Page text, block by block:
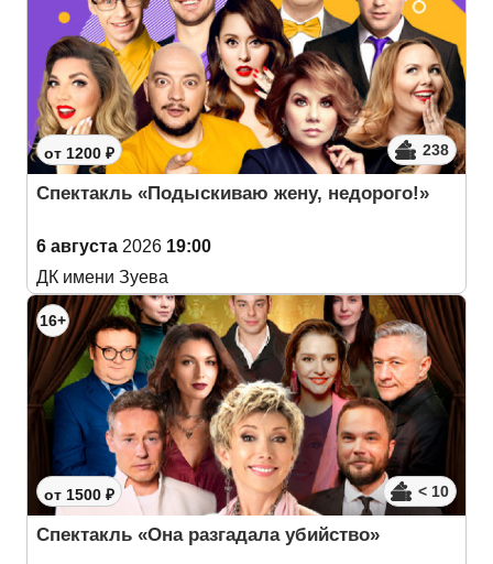
от 1200 ₽ 238
Спектакль «Подыскиваю жену, недорого!»
6 августа 2026 19:00
ДК имени Зуева
16+
от 1500 ₽ < 10
Спектакль «Она разгадала убийство»